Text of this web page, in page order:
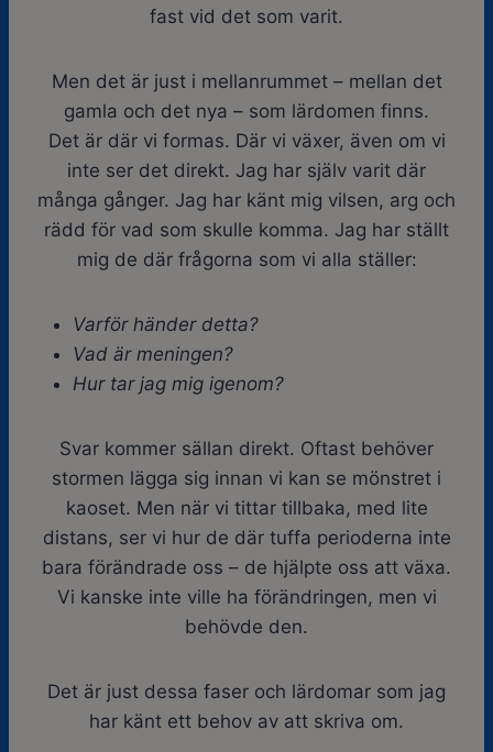
fast vid det som varit.
Men det är just i mellanrummet – mellan det
gamla och det nya – som lärdomen finns.
Det är där vi formas. Där vi växer, även om vi
inte ser det direkt. Jag har själv varit där
många gånger. Jag har känt mig vilsen, arg och
rädd för vad som skulle komma. Jag har ställt
mig de där frågorna som vi alla ställer:
Varför händer detta?
Vad är meningen?
Hur tar jag mig igenom?
Svar kommer sällan direkt. Oftast behöver
stormen lägga sig innan vi kan se mönstret i
kaoset. Men när vi tittar tillbaka, med lite
distans, ser vi hur de där tuffa perioderna inte
bara förändrade oss – de hjälpte oss att växa.
Vi kanske inte ville ha förändringen, men vi
behövde den.
Det är just dessa faser och lärdomar som jag
har känt ett behov av att skriva om.